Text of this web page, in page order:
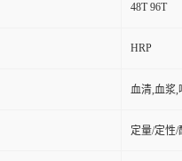
48T 96T
HRP
血清,血浆,
定量/定性/